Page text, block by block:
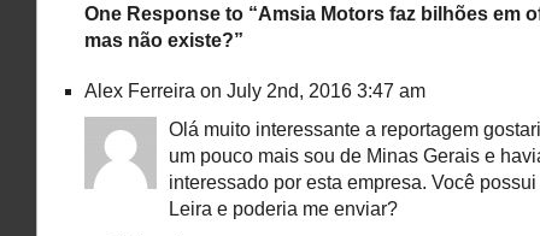
One Response to “Amsia Motors faz bilhões em
mas não existe?”
Alex Ferreira on July 2nd, 2016 3:47 am
Olá muito interessante a reportagem
um pouco mais sou de Minas Gerais e
interessado por esta empresa. Você
Leira e poderia me enviar?